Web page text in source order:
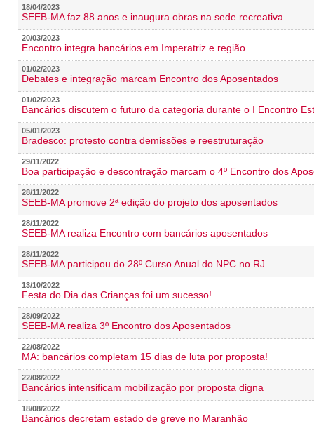
18/04/2023
SEEB-MA faz 88 anos e inaugura obras na sede recreativa
20/03/2023
Encontro integra bancários em Imperatriz e região
01/02/2023
Debates e integração marcam Encontro dos Aposentados
01/02/2023
Bancários discutem o futuro da categoria durante o I Encontro
05/01/2023
Bradesco: protesto contra demissões e reestruturação
29/11/2022
Boa participação e descontração marcam o 4º Encontro dos
28/11/2022
SEEB-MA promove 2ª edição do projeto dos aposentados
28/11/2022
SEEB-MA realiza Encontro com bancários aposentados
28/11/2022
SEEB-MA participou do 28º Curso Anual do NPC no RJ
13/10/2022
Festa do Dia das Crianças foi um sucesso!
28/09/2022
SEEB-MA realiza 3º Encontro dos Aposentados
22/08/2022
MA: bancários completam 15 dias de luta por proposta!
22/08/2022
Bancários intensificam mobilização por proposta digna
18/08/2022
Bancários decretam estado de greve no Maranhão